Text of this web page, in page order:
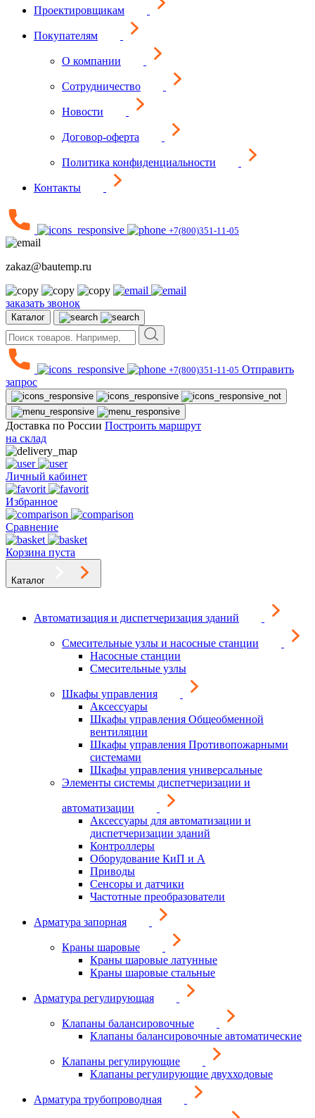
Проектировщикам
Покупателям
О компании
Сотрудничество
Новости
Договор-оферта
Политика конфиденциальности
Контакты
+7(800)351-11-05
zakaz@bautemp.ru
заказать звонок
Каталог
+7(800)351-11-05 Отправить
запрос
Доставка по России Построить маршрут
на склад
Личный кабинет
Избранное
Сравнение
Корзина пуста
Каталог
Автоматизация и диспетчеризация зданий
Смесительные узлы и насосные станции
Насосные станции
Смесительные узлы
Шкафы управления
Аксессуары
Шкафы управления Общеобменной
вентиляции
Шкафы управления Противопожарными
системами
Шкафы управления универсальные
Элементы системы диспетчеризации и
автоматизации
Аксессуары для автоматизации и
диспетчеризации зданий
Контроллеры
Оборудование КиП и А
Приводы
Сенсоры и датчики
Частотные преобразователи
Арматура запорная
Краны шаровые
Краны шаровые латунные
Краны шаровые стальные
Арматура регулирующая
Клапаны балансировочные
Клапаны балансировочные автоматические
Клапаны регулирующие
Клапаны регулирующие двухходовые
Арматура трубопроводная